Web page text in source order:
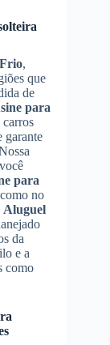
,
que
de
para
garante
para
no
Aluguel
da
e a
como